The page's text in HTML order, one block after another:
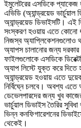
ইমুলেটরের এসডিকে
এভিডি (অ্যান্ড্রয়েড ভার্চুয়াল
অ্যান্ড্রয়েড ডিভাইসটি। এই
সংস্করণ হওয়ায় এতে কোনো
নিজস্ব অ্যাপ্লিকেশনগুলোও
অ্যাপস চালানোর জন্য
ফাইলগুলোকে এসডিকে
অ্যাপ লিস্টে যুক্ত করে দিতে
অ্যান্ড্রয়েড হওয়ায় এতে
নির্বিঘ্নে চলবে। অবশ্য
ডেভেলপারদের জন্য খুব
ভার্চুয়াল ডিভাইস তৈরির
ভিন্ন কনফিগারেশনের
থেকেই।